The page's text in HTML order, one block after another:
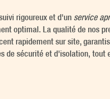
rigoureux et d'un service
optimal. La qualité de nos
rapidement sur site,
de sécurité et d'isolation, tout